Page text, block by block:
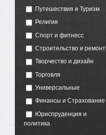
Путешествия и Туризм
Религия
Спорт и фитнесс
Строительство и ремонт
Творчество и дизайн
Торговля
Универсальные
Финансы и Страхование
Юриспруденция и
политика